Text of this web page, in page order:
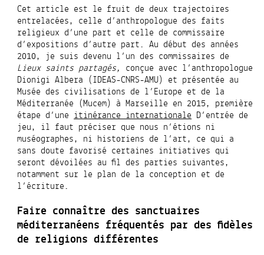
Cet article est le fruit de deux trajectoires
entrelacées, celle d’anthropologue des faits
religieux d’une part et celle de commissaire
d’expositions d’autre part. Au début des années
2010, je suis devenu l’un des commissaires de
Lieux saints partagés, conçue avec l’anthropologue
Dionigi Albera (IDEAS-CNRS-AMU) et présentée au
Musée des civilisations de l’Europe et de la
Méditerranée (Mucem) à Marseille en 2015, première
étape d’uneitinérance internationaleD’entrée de
jeu, il faut préciser que nous n’étions ni
muséographes, ni historiens de l’art, ce qui a
sans doute favorisé certaines initiatives qui
seront dévoilées au fil des parties suivantes,
notamment sur le plan de la conception et de
l’écriture.
Faire connaître des sanctuaires
méditerranéens fréquentés par des fidèles
de religions différentes